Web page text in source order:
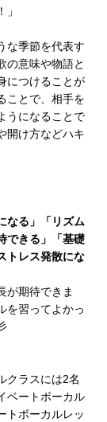
な季節を代表す
の意味や物語と
につけることが
ことで、相手を
うになることで
開け方などハキ
なる」「リズム
できる」「基礎
トレス発散にな
が期待できま
を習ってよかっ
クラスには2名
ベートボーカル
トボーカルレッ